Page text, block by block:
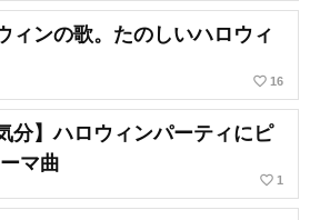
ィンの歌。たのしいハロウィ
favorite_border 16
分】ハロウィンパーティにピ
マ曲
favorite_border 1